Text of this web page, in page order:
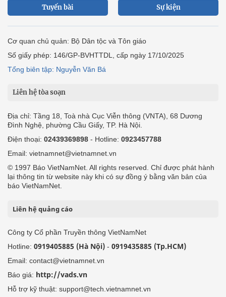
Tuyến bài Sự kiện
Cơ quan chủ quản: Bộ Dân tộc và Tôn giáo
Số giấy phép: 146/GP-BVHTTDL, cấp ngày 17/10/2025
Tổng biên tập: Nguyễn Văn Bá
Liên hệ tòa soạn
Địa chỉ: Tầng 18, Toà nhà Cục Viễn thông (VNTA), 68 Dương
Đình Nghệ, phường Cầu Giấy, TP. Hà Nội.
Điện thoại: 02439369898 - Hotline: 0923457788
Email: vietnamnet@vietnamnet.vn
© 1997 Báo VietNamNet. All rights reserved. Chỉ được phát hành
lại thông tin từ website này khi có sự đồng ý bằng văn bản của
báo VietNamNet.
Liên hệ quảng cáo
Công ty Cổ phần Truyền thông VietNamNet
Hotline: 0919405885 (Hà Nội) - 0919435885 (Tp.HCM)
Email: contact@vietnamnet.vn
Báo giá: http://vads.vn
Hỗ trợ kỹ thuật: support@tech.vietnamnet.vn